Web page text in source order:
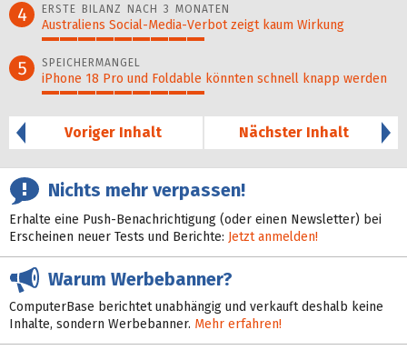
4 ERSTE BILANZ NACH 3 MONATEN
Australiens Social-Media-Verbot zeigt kaum Wirkung
5 SPEICHERMANGEL
iPhone 18 Pro und Foldable könnten schnell knapp werden
Voriger Inhalt
Nächster Inhalt
Nichts mehr verpassen!
Erhalte eine Push-Benachrichtigung (oder einen Newsletter) bei
Erscheinen neuer Tests und Berichte: Jetzt anmelden!
Warum Werbebanner?
ComputerBase berichtet unabhängig und verkauft deshalb keine
Inhalte, sondern Werbebanner. Mehr erfahren!